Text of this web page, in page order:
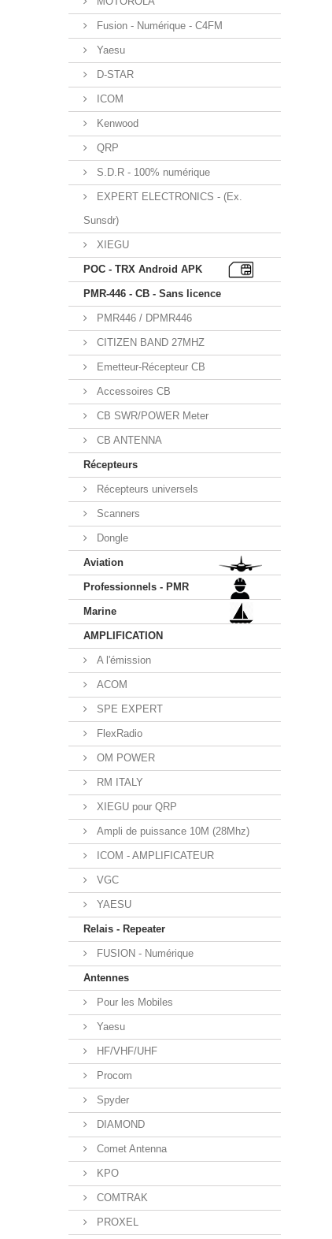
Fusion - Numérique - C4FM
Yaesu
D-STAR
ICOM
Kenwood
QRP
S.D.R - 100% numérique
EXPERT ELECTRONICS - (Ex.
Sunsdr)
XIEGU
POC - TRX Android APK
PMR-446 - CB - Sans licence
PMR446 / DPMR446
CITIZEN BAND 27MHZ
Emetteur-Récepteur CB
Accessoires CB
CB SWR/POWER Meter
CB ANTENNA
Récepteurs
Récepteurs universels
Scanners
Dongle
Aviation
Professionnels - PMR
Marine
AMPLIFICATION
A l'émission
ACOM
SPE EXPERT
FlexRadio
OM POWER
RM ITALY
XIEGU pour QRP
Ampli de puissance 10M (28Mhz)
ICOM - AMPLIFICATEUR
VGC
YAESU
Relais - Repeater
FUSION - Numérique
Antennes
Pour les Mobiles
Yaesu
HF/VHF/UHF
Procom
Spyder
DIAMOND
Comet Antenna
KPO
COMTRAK
PROXEL